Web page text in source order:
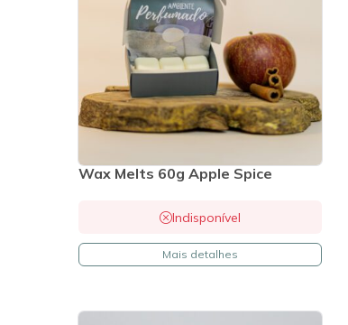
Wax Melts 60g Apple Spice
Indisponível
Mais detalhes